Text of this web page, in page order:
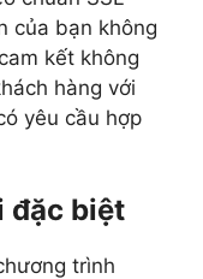
của bạn không
kết không
hàng với
yêu cầu hợp
đặc biệt
trình